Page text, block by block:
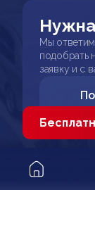
Мы
подобрать
заявку и с